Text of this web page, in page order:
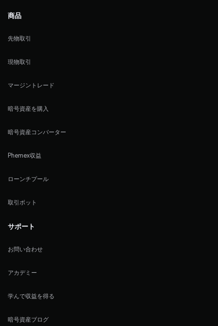
商品
先物取引
現物取引
マージントレード
暗号資産を購入
暗号資産コンバーター
Phemex収益
ローンチプール
取引ボット
サポート
お問い合わせ
アカデミー
学んで収益を得る
暗号資産ブログ